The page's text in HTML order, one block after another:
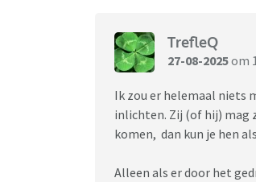
TrefleQ
27-08-2025om
Ik zou er helemaal niets
inlichten. Zij (of hij) mag
komen, dan kun je hen
Alleen als er door het